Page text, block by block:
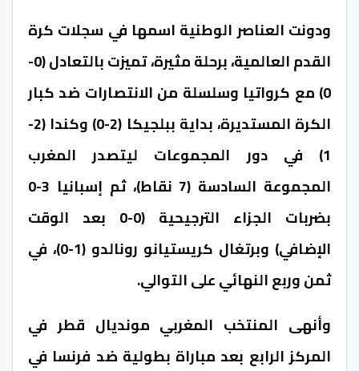
ودونت العناصر الوطنية اسمها في سجلات كرة
القدم العالمية، برحلة مثيرة، تميزت بالتعادل (0-
0) مع كرواتيا وسلسلة من الانتصارات ضد كبار
الكرة المستديرة، بداية ببلجيكا (2-0) وكندا (2-
1) في دور المجموعات ليتصدر المغرب
المجموعة السادسة (7 نقاط)، ثم إسبانيا 3-0
بضربات الجزاء الترجيحية (0-0 بعد الوقت
الإضافي) وبرتغال كريستيانو رونالدو (1-0)، في
ثمن وربع النهائي على التوالي.
وأنهى المنتخب المغربي مونديال قطر في
المركز الرابع بعد مباراة بطولية ضد فرنسا في